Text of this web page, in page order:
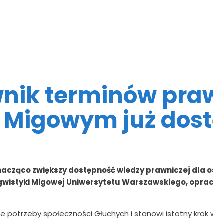
terminów
już
zwiększy dostępność wiedzy prawniczej dla
Migowej Uniwersytetu Warszawskiego,
społeczności Głuchych i stanowi istotny